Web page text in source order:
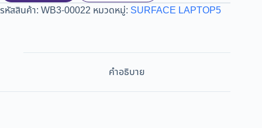
รหัสสินค้า: WB3-00022 หมวดหมู่: SURFACE LAPTOP5
คำอธิบาย